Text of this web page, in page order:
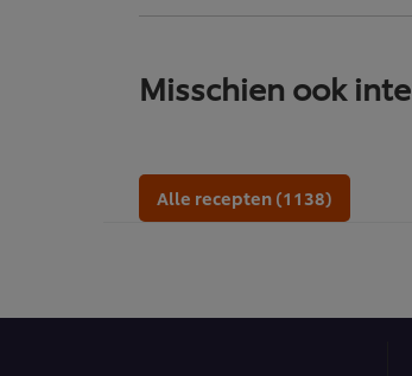
Misschien ook
Alle recepten (1138)